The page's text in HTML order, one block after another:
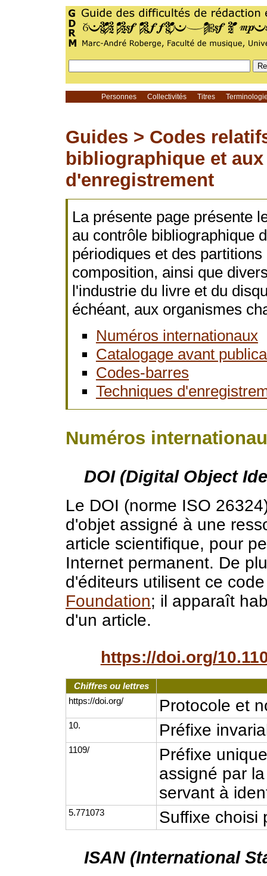
Personnes Collectivités Titres
Guides > Codes
bibliographique et
d'enregistrement
La présente page présente
au contrôle bibliographique
périodiques et des
composition, ainsi que
l'industrie du livre et du
échéant, aux organismes
Numéros internationaux
Catalogage avant
Codes-barres
Techniques
Numéros
DOI (Digital Object
Le DOI (norme ISO
d'objet assigné à une
article scientifique, pour
Internet permanent. De
d'éditeurs utilisent ce
Foundation; il apparaît
d'un article.
https://doi.org/
Chiffres ou lettres
https://doi.org/
Protocole et
10. Préfixe
1109/
Préfixe
assigné par
servant à
5.771073 Suffixe choisi
ISAN (International